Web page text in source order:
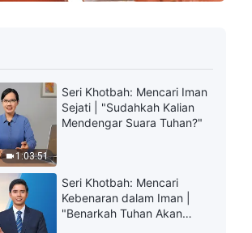
8:38
Menyadari Misimu?
11:39
Lagu Rohani | Tak Seorang pun
Menyadari Kedatangan Tuhan
Lagu Rohani | Kasih Sayang
1:03:51
Seri Khotbah: Mencari Iman
Sejati | "Sudahkah Kalian
Mendengar Suara Tuhan?"
Seri Khotbah: Mencari
Kebenaran dalam Iman |
"Benarkah Tuhan Akan